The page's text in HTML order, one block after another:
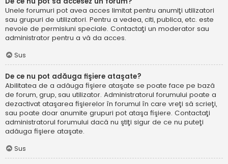
Unele forumuri pot avea acces limitat pentru anumiţi utilizatori
sau grupuri de utilizatori. Pentru a vedea, citi, publica, etc. este
nevoie de permisiuni speciale. Contactaţi un moderator sau
administrator pentru a vă da acces.
Sus
De ce nu pot adăuga fişiere ataşate?
Abilitatea de a adăuga fişiere ataşate se poate face pe bază
de forum, grup, sau utilizator. Administratorul forumului poate a
dezactivat ataşarea fişierelor în forumul în care vreţi să scrieţi,
sau poate doar anumite grupuri pot ataşa fişiere. Contactaţi
administratorul forumului dacă nu ştiţi sigur de ce nu puteţi
adăuga fişiere ataşate.
Sus